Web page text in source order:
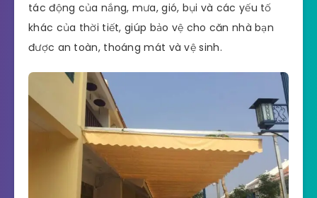
tác động của nắng, mưa, gió, bụi và các yếu tố
khác của thời tiết, giúp bảo vệ cho căn nhà bạn
được an toàn, thoáng mát và vệ sinh.